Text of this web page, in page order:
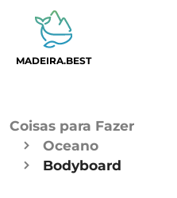
MADEIRA.BEST
Coisas para Fazer
Oceano
Bodyboard